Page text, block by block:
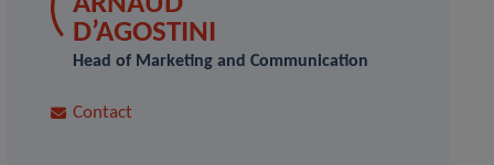
D’AGOSTINI
Head of Marketing and Communication
Contact